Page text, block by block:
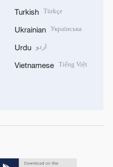
Turkish Türkçe
Ukrainian Українська
Urdu اردو
Vietnamese Tiếng Việt